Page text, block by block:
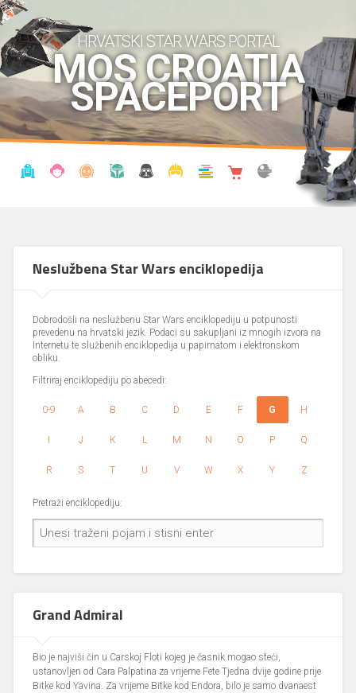
HRVATSKI STAR WARS PORTAL
MOS CROATIA
SPACEPORT
Neslužbena Star Wars enciklopedija
Dobrodošli na neslužbenu Star Wars enciklopediju u potpunosti
prevedenu na hrvatski jezik. Podaci su sakupljani iz mnogih izvora na
Internetu te službenih enciklopedija u papirnatom i elektronskom
obliku.
Filtriraj enciklopediju po abecedi:
0-9 A B C D E F G H
I J K L M N O P Q
R S T U V W X Y Z
Pretraži enciklopediju:
Grand Admiral
Bio je najviši čin u Carskoj Floti kojeg je časnik mogao steći,
ustanovljen od Cara Palpatina za vrijeme Fete Tjedna dvije godine prije
Bitke kod Yavina. Za vrijeme Bitke kod Endora, bilo je samo dvanaest